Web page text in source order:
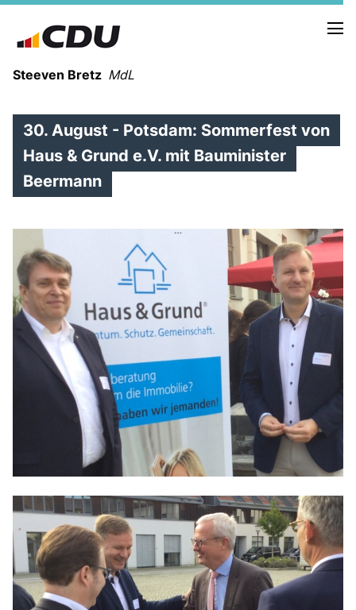
Steeven Bretz MdL
PRESSEFOTOS
MEIN BÜRGERBÜRO
MEIN WAHLKREIS
ZIELE
Anträge CDU
Kleine Anfragen
CDU Deutschland
CDU Fraktion im Brandenburger Landtag
CDU Brandenburg
CDU Potsdam
30. August - Potsdam: Sommerfest von
Haus & Grund e.V. mit Bauminister
Beermann